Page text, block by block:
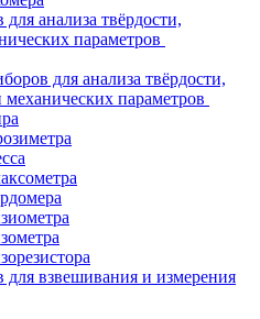
анализа твёрдости,
параметров
для анализа твёрдости,
параметров
для взвешивания и измерения